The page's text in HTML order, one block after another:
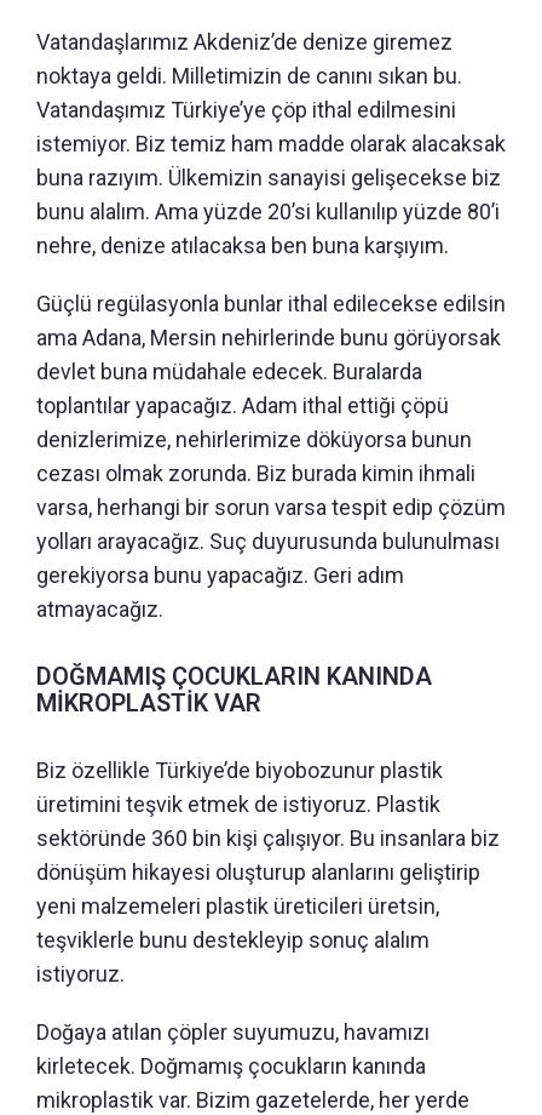
Vatandaşlarımız Akdeniz’de denize giremez
noktaya geldi. Milletimizin de canını sıkan bu.
Vatandaşımız Türkiye’ye çöp ithal edilmesini
istemiyor. Biz temiz ham madde olarak alacaksak
buna razıyım. Ülkemizin sanayisi gelişecekse biz
bunu alalım. Ama yüzde 20’si kullanılıp yüzde 80’i
nehre, denize atılacaksa ben buna karşıyım.
Güçlü regülasyonla bunlar ithal edilecekse edilsin
ama Adana, Mersin nehirlerinde bunu görüyorsak
devlet buna müdahale edecek. Buralarda
toplantılar yapacağız. Adam ithal ettiği çöpü
denizlerimize, nehirlerimize döküyorsa bunun
cezası olmak zorunda. Biz burada kimin ihmali
varsa, herhangi bir sorun varsa tespit edip çözüm
yolları arayacağız. Suç duyurusunda bulunulması
gerekiyorsa bunu yapacağız. Geri adım
atmayacağız.
DOĞMAMIŞ ÇOCUKLARIN KANINDA
MİKROPLASTİK VAR
Biz özellikle Türkiye’de biyobozunur plastik
üretimini teşvik etmek de istiyoruz. Plastik
sektöründe 360 bin kişi çalışıyor. Bu insanlara biz
dönüşüm hikayesi oluşturup alanlarını geliştirip
yeni malzemeleri plastik üreticileri üretsin,
teşviklerle bunu destekleyip sonuç alalım
istiyoruz.
Doğaya atılan çöpler suyumuzu, havamızı
kirletecek. Doğmamış çocukların kanında
mikroplastik var. Bizim gazetelerde, her yerde